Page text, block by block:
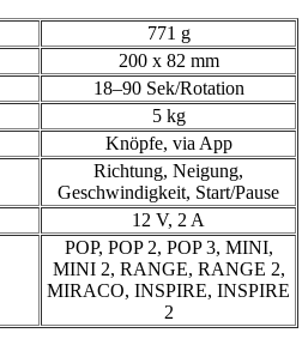
771 g
200 x 82 mm
18–90 Sek/Rotation
5 kg
Knöpfe, via App
Richtung, Neigung,
Geschwindigkeit, Start/Pause
12 V, 2 A
POP, POP 2, POP 3, MINI,
MINI 2, RANGE, RANGE 2,
MIRACO, INSPIRE, INSPIRE
2